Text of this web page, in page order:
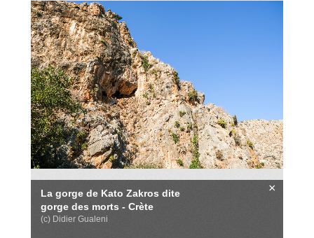
La gorge de Kato Zakros dite
gorge des morts - Crète
(c) Didier Gualeni
×